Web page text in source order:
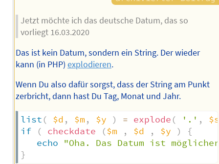
Jetzt möchte ich das deutsche Datum, das so
vorliegt 16.03.2020
Das ist kein Datum, sondern ein String. Der wieder
kann (in PHP) explodieren.
Wenn Du also dafür sorgst, dass der String am Punkt
zerbricht, dann hast Du Tag, Monat und Jahr.
list ( $d , $m , $y ) = explode ( '.' ,
if
( checkdate ($m , $d , $y )
{
echo
"Oha. Das Datum ist
}